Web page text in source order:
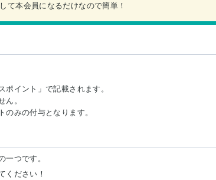
て本会員になるだけなので簡単！
ポイント」で記載されます。
ん。
のみの付与となります。
一つです。
ください！